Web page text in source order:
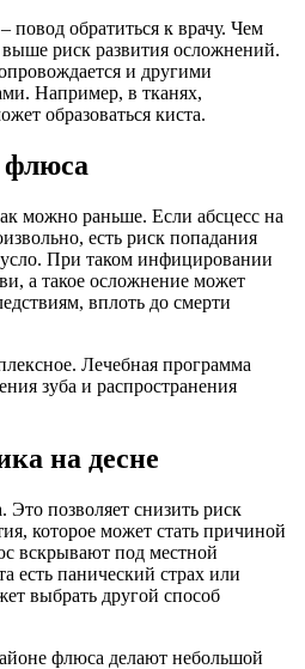
обратиться к врачу. Чем
риск развития осложнений.
и другими
Например, в тканях,
образоваться киста.
можно раньше. Если абсцесс на
есть риск попадания
При таком инфицировании
а такое осложнение может
вплоть до смерти
Лечебная программа
зуба и распространения
на десне
позволяет снизить риск
которое может стать причиной
вскрывают под местной
есть панический страх или
выбрать другой способ
флюса делают небольшой